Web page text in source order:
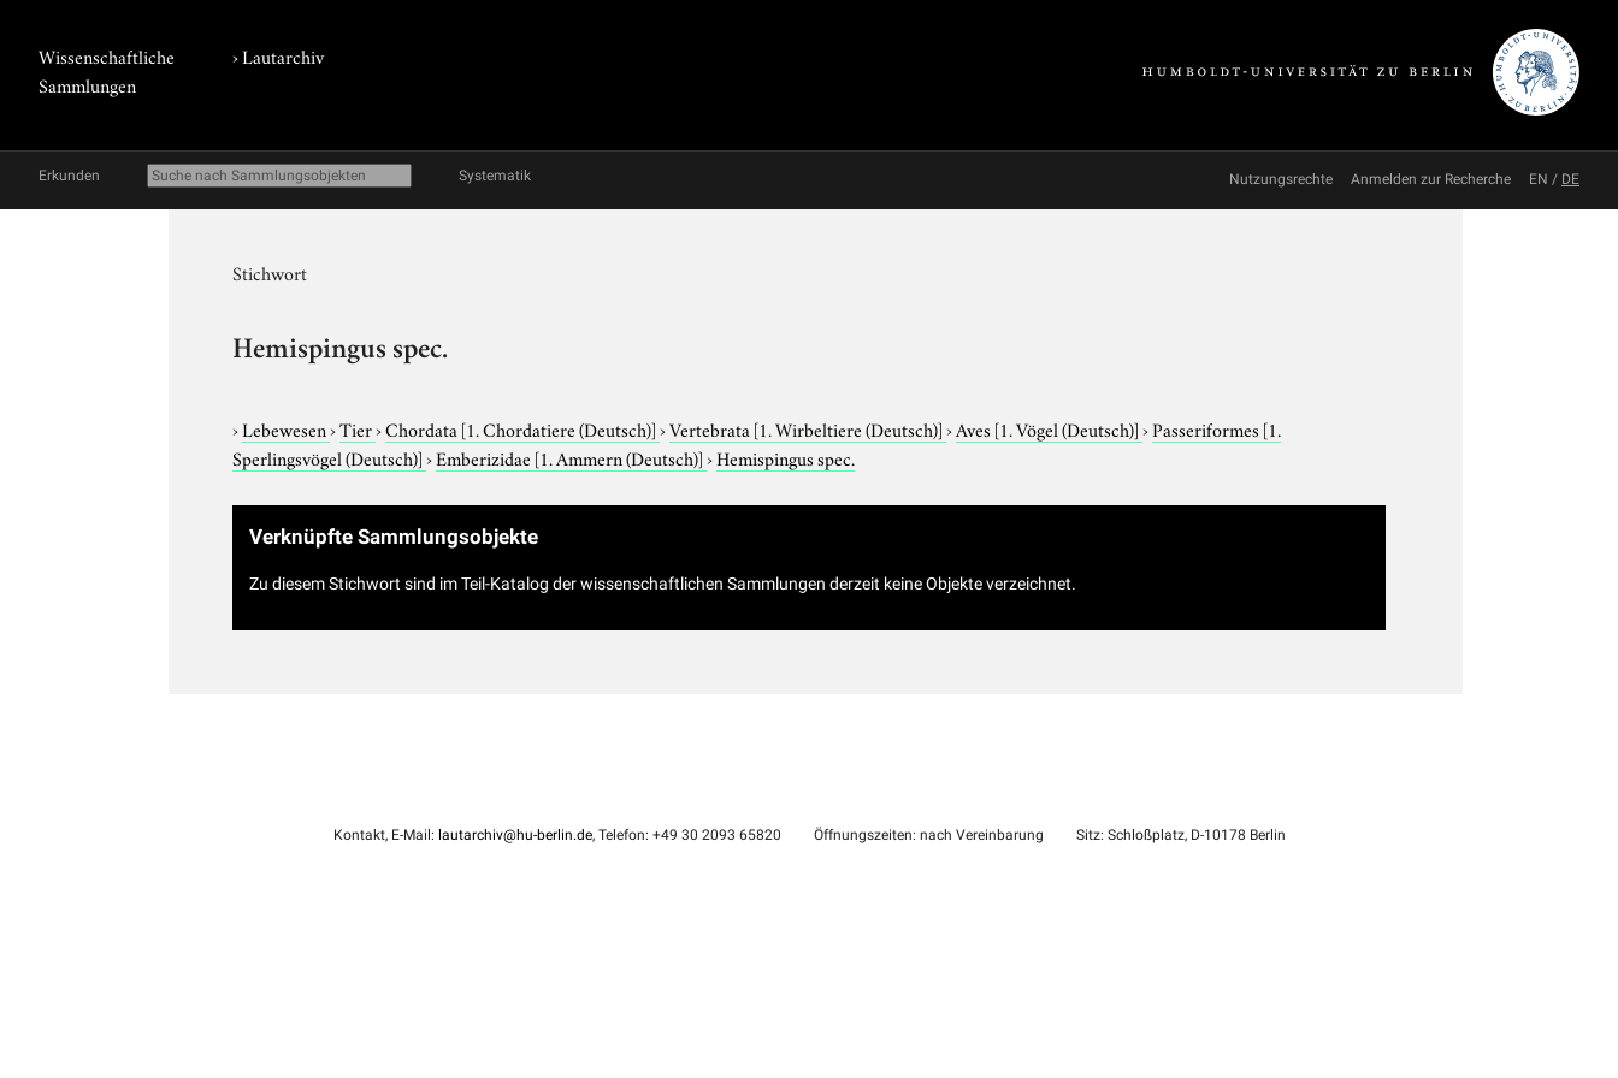
Wissenschaftliche
Sammlungen
›Lautarchiv
Erkunden Systematik Nutzungsrechte Anmelden zur Recherche EN / DE
Stichwort
Hemispingus spec.
›Lebewesen›Tier›Chordata [1. Chordatiere (Deutsch)]›Vertebrata [1. Wirbeltiere (Deutsch)]›Aves [1. Vögel (Deutsch)]›Passeriformes [1.
Sperlingsvögel (Deutsch)]›Emberizidae [1. Ammern (Deutsch)]›Hemispingus spec.
Verknüpfte Sammlungsobjekte
Zu diesem Stichwort sind im Teil-Katalog der wissenschaftlichen Sammlungen derzeit keine Objekte verzeichnet.
Kontakt, E-Mail: lautarchiv@hu-berlin.de, Telefon: +49 30 2093 65820 Öffnungszeiten: nach Vereinbarung Sitz: Schloßplatz, D-10178 Berlin